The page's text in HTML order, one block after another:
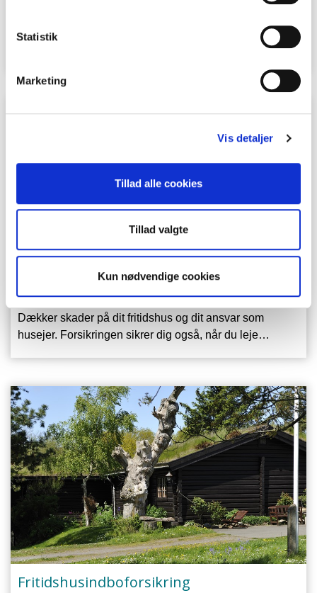
Statistik
Marketing
Vis detaljer
Tillad alle cookies
Tillad valgte
Kun nødvendige cookies
Lovpligtig forsikring til dig med hund. Vi tilbyder fast lav
Fritidshusforsikring
Dækker skader på dit fritidshus og dit ansvar som
husejer. Forsikringen sikrer dig også, når du leje…
Fritidshusindboforsikring